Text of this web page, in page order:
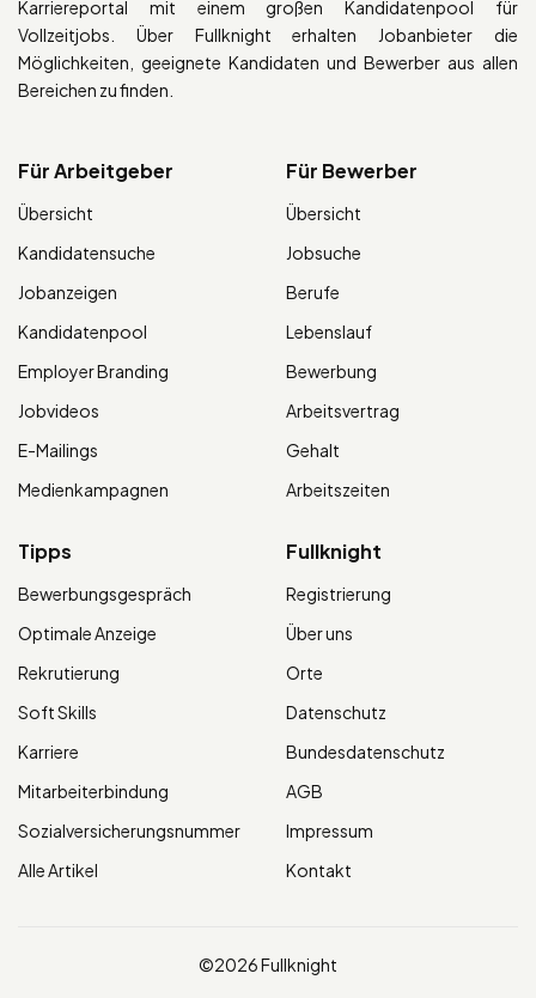
Karriereportal mit einem großen Kandidatenpool für
Vollzeitjobs. Über Fullknight erhalten Jobanbieter die
Möglichkeiten, geeignete Kandidaten und Bewerber aus allen
Bereichen zu finden.
Für Arbeitgeber
Übersicht
Kandidatensuche
Jobanzeigen
Kandidatenpool
Employer Branding
Jobvideos
E-Mailings
Medienkampagnen
Für Bewerber
Übersicht
Jobsuche
Berufe
Lebenslauf
Bewerbung
Arbeitsvertrag
Gehalt
Arbeitszeiten
Tipps
Bewerbungsgespräch
Optimale Anzeige
Rekrutierung
Soft Skills
Karriere
Mitarbeiterbindung
Sozialversicherungsnummer
Alle Artikel
Fullknight
Registrierung
Über uns
Orte
Datenschutz
Bundesdatenschutz
AGB
Impressum
Kontakt
©2026 Fullknight